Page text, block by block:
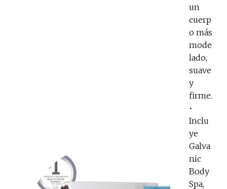
un
cuerp
o más
mode
lado,
suave
y
firme.
•
Inclu
ye
Galva
nic
Body
Spa,